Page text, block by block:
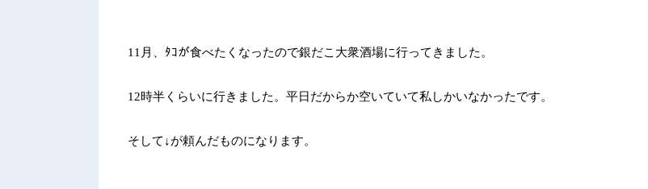
11 月、ﾀｺが食べたくなったので銀だこ大衆酒場に行ってきました。
12時半くらいに行きました。平日だからか空いていて私しかいなかったです。
そして↓が頼んだものになります。